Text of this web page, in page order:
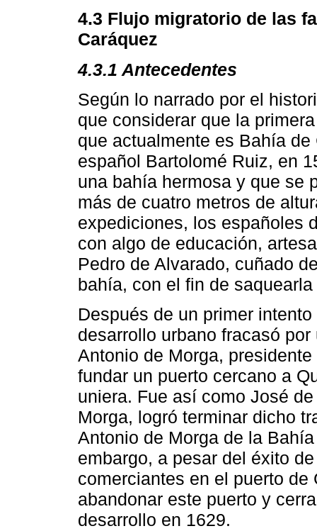
4.3 Flujo migratorio de las
Caráquez
4.3.1 Antecedentes
Según lo narrado por el
que considerar que la
que actualmente es Bahía
español Bartolomé Ruiz, en
una bahía hermosa y que se
más de cuatro metros de
expediciones, los españoles
con algo de educación,
Pedro de Alvarado, cuñado
bahía, con el fin de
Después de un primer
desarrollo urbano fracasó
Antonio de Morga,
fundar un puerto cercano a
uniera. Fue así como José
Morga, logró terminar dicho
Antonio de Morga de la
embargo, a pesar del éxito
comerciantes en el puerto
abandonar este puerto y
desarrollo en 1629.